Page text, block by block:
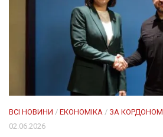
ВСІ НОВИНИ / ЕКОНОМІКА / ЗА КОРДОНОМ
02.06.2026